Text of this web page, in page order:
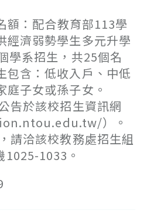
：配合教育部113學
經濟弱勢學生多元升學
學系招生，共25個名
包含：低收入戶、中低
庭子女或孫子女。
告於該校招生資訊網
）。
請洽該校教務處招生組
1033。